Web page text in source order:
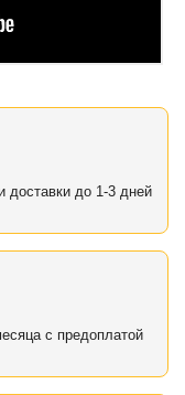
до 1-3 дней
с предоплатой